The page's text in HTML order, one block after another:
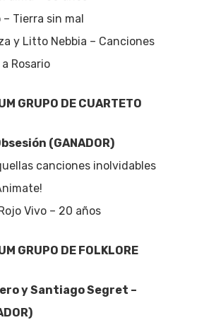
Tierra sin mal
y Litto Nebbia – Canciones
Rosario
GRUPO DE CUARTETO
(GANADOR)
canciones inolvidables
Vivo – 20 años
GRUPO DE FOLKLORE
y Santiago Segret –